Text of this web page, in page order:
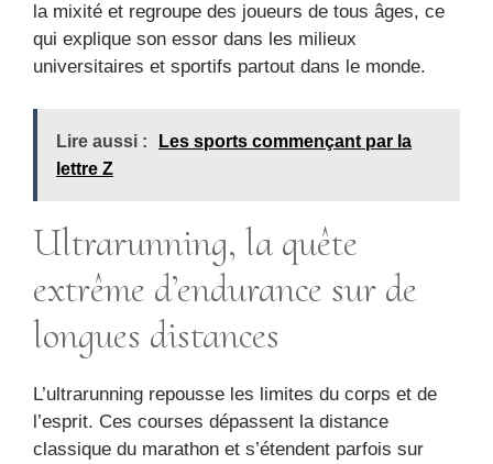
la mixité et regroupe des joueurs de tous âges, ce
qui explique son essor dans les milieux
universitaires et sportifs partout dans le monde.
Lire aussi :
Les sports commençant par la
lettre Z
Ultrarunning, la quête
extrême d’endurance sur de
longues distances
L’ultrarunning repousse les limites du corps et de
l’esprit. Ces courses dépassent la distance
classique du marathon et s’étendent parfois sur